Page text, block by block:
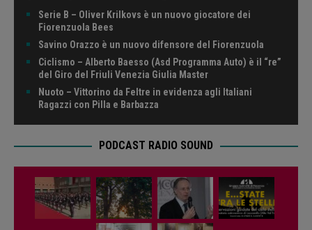
Serie B – Oliver Krilkovs è un nuovo giocatore dei
Fiorenzuola Bees
Savino Orazzo è un nuovo difensore del Fiorenzuola
Ciclismo – Alberto Baesso (Asd Programma Auto) è il “re”
del Giro del Friuli Venezia Giulia Master
Nuoto – Vittorino da Feltre in evidenza agli Italiani
Ragazzi con Pilla e Barbazza
PODCAST RADIO SOUND